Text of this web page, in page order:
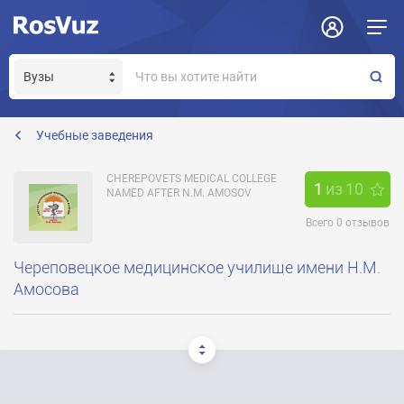
Учебные заведения
CHEREPOVETS MEDICAL COLLEGE
NAMED AFTER N.M. AMOSOV
1 из 10
Всего 0 отзывов
Череповецкое медицинское училище имени Н.М.
Амосова